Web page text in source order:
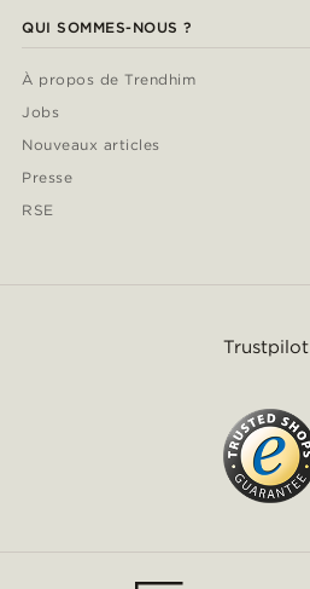
QUI SOMMES-NOUS ?
À propos de Trendhim
Jobs
Nouveaux articles
Presse
RSE
Trustpilot